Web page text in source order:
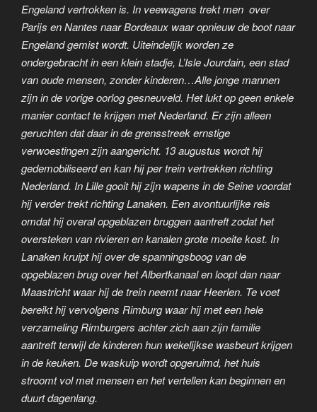
Engeland vertrokken is. In veewagens trekt men over
Parijs en Nantes naar Bordeaux waar opnieuw de boot naar
Engeland gemist wordt. Uiteindelijk worden ze
ondergebracht in een klein stadje, L’Isle Jourdain, een stad
van oude mensen, zonder kinderen…Alle jonge mannen
zijn in de vorige oorlog gesneuveld. Het lukt op geen enkele
manier contact te krijgen met Nederland. Er zijn alleen
geruchten dat daar in de grensstreek ernstige
verwoestingen zijn aangericht. 13 augustus wordt hij
gedemobiliseerd en kan hij per trein vertrekken richting
Nederland. In Lille gooit hij zijn wapens in de Seine voordat
hij verder trekt richting Lanaken. Een avontuurlijke reis
omdat hij overal opgeblazen bruggen aantreft zodat het
oversteken van rivieren en kanalen grote moeite kost. In
Lanaken kruipt hij over de spanningsboog van de
opgeblazen brug over het Albertkanaal en loopt dan naar
Maastricht waar hij de trein neemt naar Heerlen. Te voet
bereikt hij vervolgens Rimburg waar hij met een hele
verzameling Rimburgers achter zich aan zijn familie
aantreft terwijl de kinderen hun wekelijkse wasbeurt krijgen
in de keuken. De waskuip wordt opgeruimd, het huis
stroomt vol met mensen en het vertellen kan beginnen en
duurt dagenlang.